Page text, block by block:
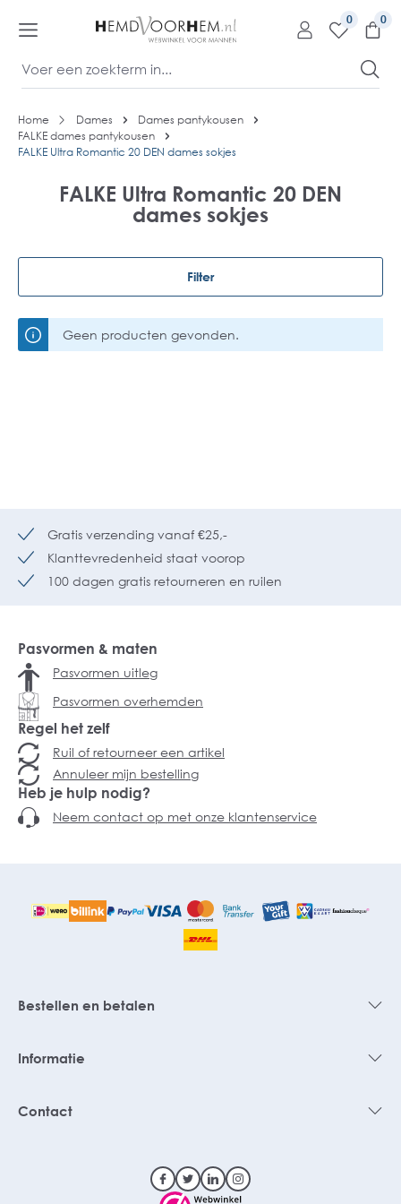
0
Home Dames
Dames pantykousen
FALKE dames pantykousen
FALKE Ultra Romantic 20 DEN dames sokjes
FALKE Ultra Romantic 20 DEN
dames sokjes
Filter
Geen producten gevonden.
Gratis verzending vanaf €25,-
Klanttevredenheid staat voorop
100 dagen gratis retourneren en ruilen
Pasvormen & maten
Pasvormen uitleg
Pasvormen overhemden
Regel het zelf
Ruil of retourneer een artikel
Annuleer mijn bestelling
Heb je hulp nodig?
Neem contact op met onze klantenservice
Bestellen en betalen
Informatie
Contact